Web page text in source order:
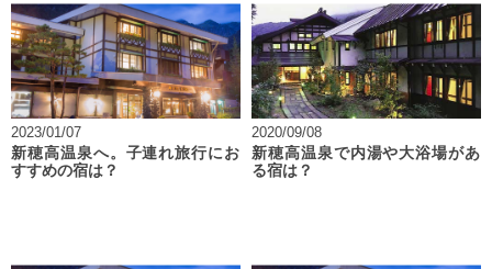
2023/01/07
新穂高温泉へ。子連れ旅行にお
すすめの宿は？
2020/09/08
新穂高温泉で内湯や大浴場があ
る宿は？